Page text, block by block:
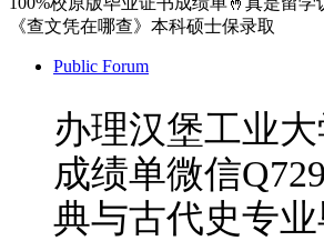
《查文凭在哪查》本科硕士保录取
Public Forum
办理汉堡工业
成绩单微信
典与古代史专